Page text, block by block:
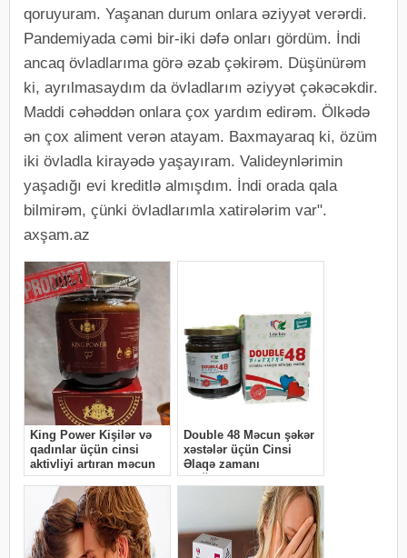
qoruyuram. Yaşanan durum onlara əziyyət verərdi.
Pandemiyada cəmi bir-iki dəfə onları gördüm. İndi
ancaq övladlarıma görə əzab çəkirəm. Düşünürəm
ki, ayrılmasaydım da övladlarım əziyyət çəkəcəkdir.
Maddi cəhəddən onlara çox yardım edirəm. Ölkədə
ən çox aliment verən atayam. Baxmayaraq ki, özüm
iki övladla kirayədə yaşayıram. Valideynlərimin
yaşadığı evi kreditlə almışdım. İndi orada qala
bilmirəm, çünki övladlarımla xatirələrim var".
axşam.az